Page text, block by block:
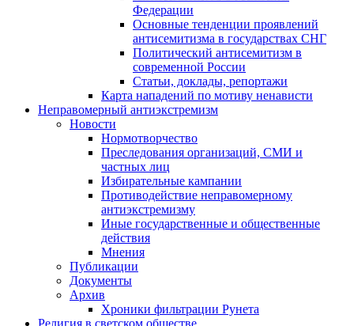
Федерации
Основные тенденции проявлений
антисемитизма в государствах СНГ
Политический антисемитизм в
современной России
Статьи, доклады, репортажи
Карта нападений по мотиву ненависти
Неправомерный антиэкстремизм
Новости
Нормотворчество
Преследования организаций, СМИ и
частных лиц
Избирательные кампании
Противодействие неправомерному
антиэкстремизму
Иные государственные и общественные
действия
Мнения
Публикации
Документы
Архив
Хроники фильтрации Рунета